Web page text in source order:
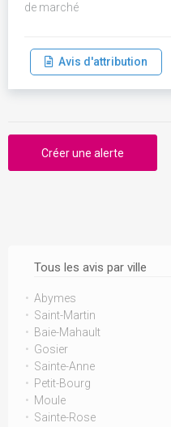
Tous les avis par ville
Abymes
Saint-Martin
Baie-Mahault
Gosier
Sainte-Anne
Petit-Bourg
Moule
Sainte-Rose
de marché
Avis d'attribution
Créer une alerte